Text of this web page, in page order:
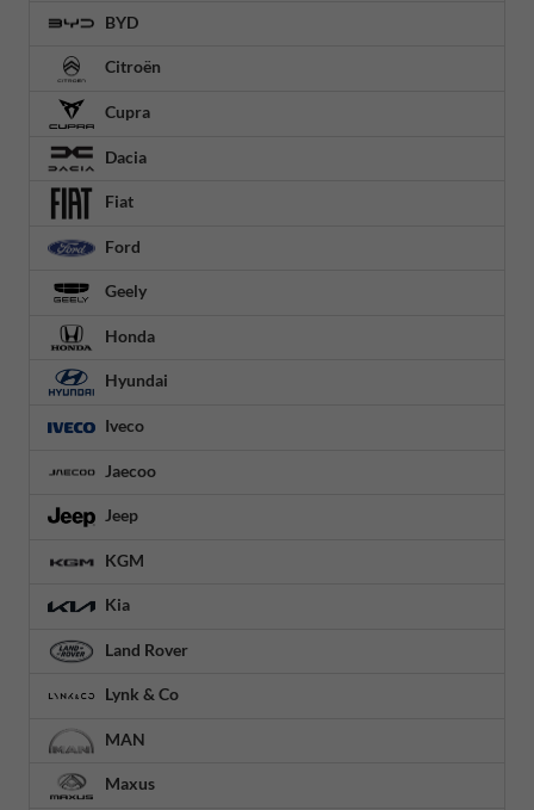
BYD
Citroën
Cupra
Dacia
Fiat
Ford
Geely
Honda
Hyundai
Iveco
Jaecoo
Jeep
KGM
Kia
Land Rover
Lynk & Co
MAN
Maxus